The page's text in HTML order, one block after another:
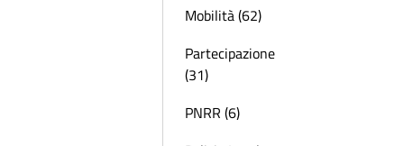
Mobilità (62)
Partecipazione
(31)
PNRR (6)